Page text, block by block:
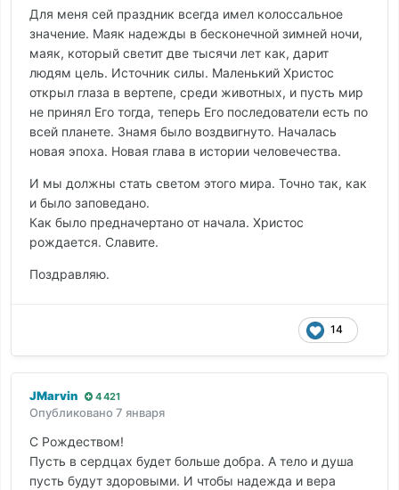
Для меня сей праздник всегда имел колоссальное
значение. Маяк надежды в бесконечной зимней ночи,
маяк, который светит две тысячи лет как, дарит
людям цель. Источник силы. Маленький Христос
открыл глаза в вертепе, среди животных, и пусть мир
не принял Его тогда, теперь Его последователи есть по
всей планете. Знамя было воздвигнуто. Началась
новая эпоха. Новая глава в истории человечества.
И мы должны стать светом этого мира. Точно так, как
и было заповедано.
Как было предначертано от начала. Христос
рождается. Славите.
Поздравляю.
14
JMarvin 4 421
Опубликовано 7 января
С Рождеством!
Пусть в сердцах будет больше добра. А тело и душа
пусть будут здоровыми. И чтобы надежда и вера